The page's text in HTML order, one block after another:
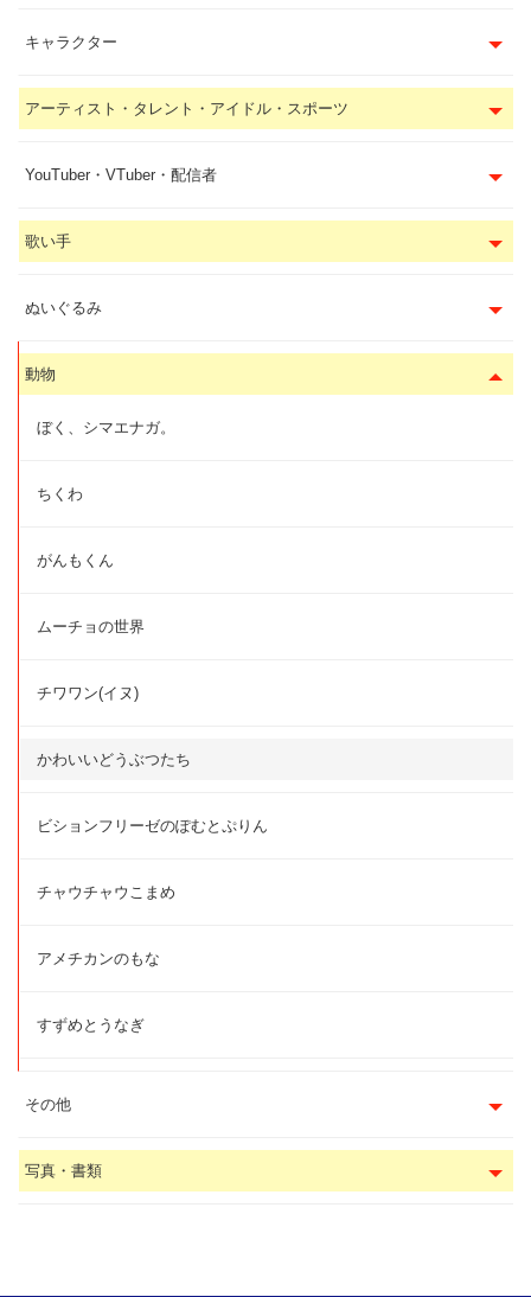
キャラクター
アーティスト・タレント・アイドル・スポーツ
YouTuber・VTuber・配信者
歌い手
ぬいぐるみ
動物
ぼく、シマエナガ。
ちくわ
がんもくん
ムーチョの世界
チワワン(イヌ)
かわいいどうぶつたち
ビションフリーゼのぽむとぷりん
チャウチャウこまめ
アメチカンのもな
すずめとうなぎ
その他
写真・書類